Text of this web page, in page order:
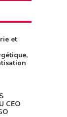
et
CEO